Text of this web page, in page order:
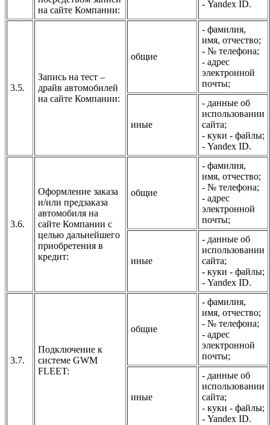
на сайте Компании:
- Yandex ID.
3.5.
Запись на тест –
драйв автомобилей
на сайте Компании:
общие
- фамилия,
имя, отчество;
- № телефона;
- адрес
электронной
почты;
иные
- данные об
использовании
сайта;
- куки - файлы;
- Yandex ID.
3.6.
Оформление заказа
и/или предзаказа
автомобиля на
сайте Компании с
целью дальнейшего
приобретения в
кредит:
общие
- фамилия,
имя, отчество;
- № телефона;
- адрес
электронной
почты;
иные
- данные об
использовании
сайта;
- куки - файлы;
- Yandex ID.
3.7.
Подключение к
системе GWM
FLEET:
общие
- фамилия,
имя, отчество;
- № телефона;
- адрес
электронной
почты;
иные
- данные об
использовании
сайта;
- куки - файлы;
- Yandex ID.